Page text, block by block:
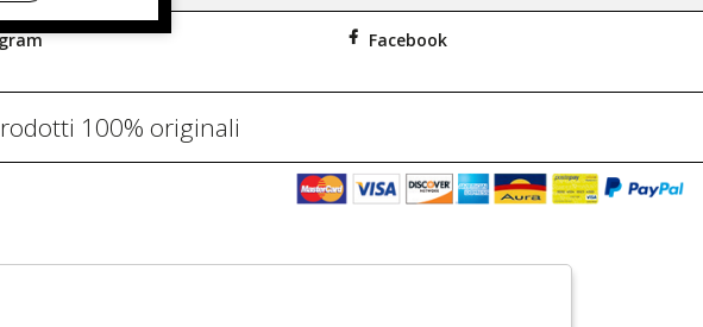
Facebook
100% originali